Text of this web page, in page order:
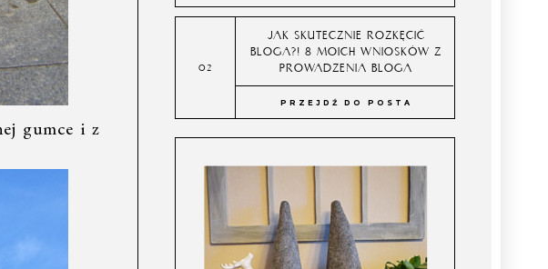
gumce i z
JAK SKUTECZNIE ROZKĘCIĆ
BLOGA?! 8 MOICH WNIOSKÓW Z
PROWADZENIA BLOGA
PRZEJDŹ DO POSTA